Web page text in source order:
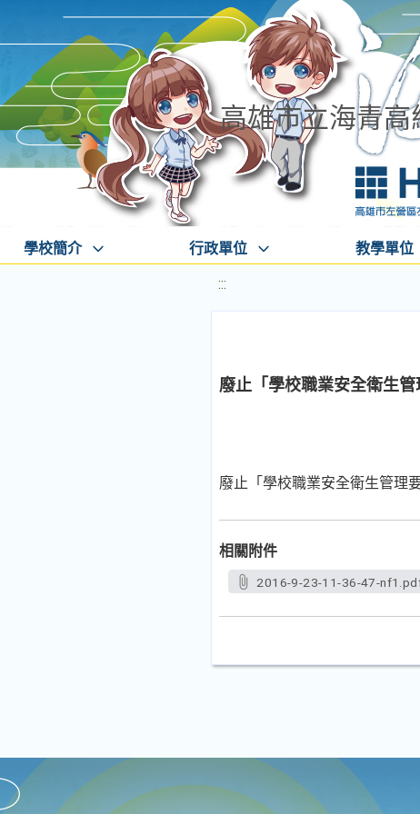
高雄市立海青
學校簡介 行政單位 教學單位
:::
廢止「學校職業安全衛生
廢止「學校職業安全衛生管理
相關附件
2016-9-23-11-36-47-